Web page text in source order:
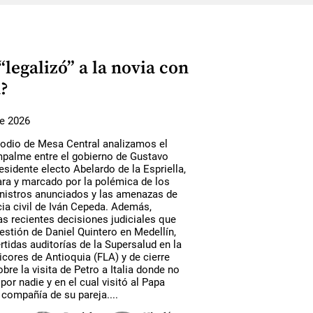
a la novia con
2026
de Mesa Central analizamos el
entre el gobierno de Gustavo
electo Abelardo de la Espriella,
y marcado por la polémica de los
anunciados y las amenazas de
civil de Iván Cepeda. Además,
recientes decisiones judiciales que
de Daniel Quintero en Medellín,
auditorías de la Supersalud en la
de Antioquia (FLA) y de cierre
la visita de Petro a Italia donde no
nadie y en el cual visitó al Papa
de su pareja....